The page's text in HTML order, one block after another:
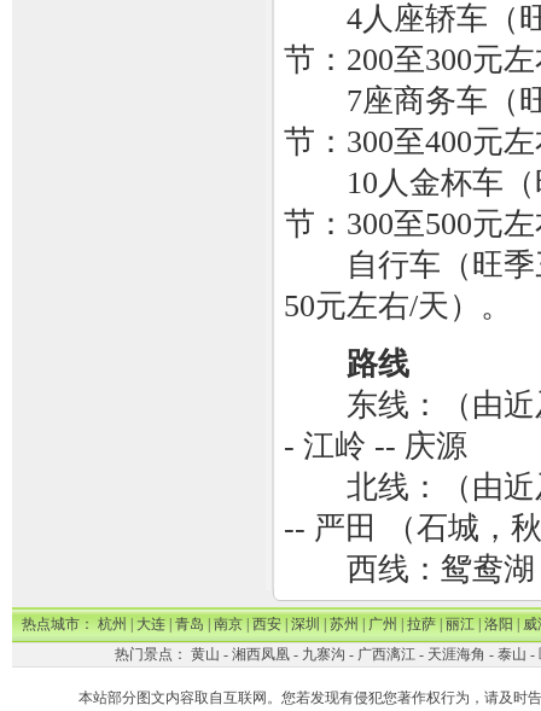
4人座轿车（旺
节：200至300元
7座商务车（旺
节：300至400元
10人金杯车（
节：300至500元
自行车（旺季
50元左右/天）。
路线
东线：（由近
- 江岭 -- 庆源
北线：（由近
-- 严田 （石城，
西线：鸳鸯湖
热点城市：杭州|大连|青岛|南京|西安|深圳|苏州|广州|拉萨|丽江|洛阳|威
热门景点： 黄山 - 湘西凤凰- 九寨沟 - 广西漓江- 天涯海角 - 泰山 -
本站部分图文内容取自互联网。您若发现有侵犯您著作权行为，请及时